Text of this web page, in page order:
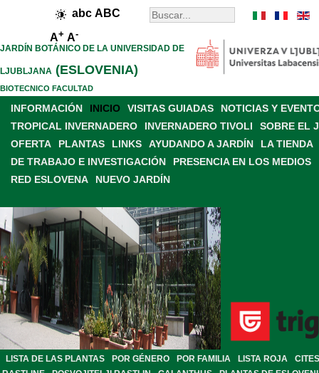
abc ABC
A+ A-
JARDÍN BOTÁNICO DE LA UNIVERSIDAD DE
LJUBLJANA (ESLOVENIA)
BIOTECNICO FACULTAD
INFORMACIÓN INICIO VISITAS GUIADAS
NOTICIAS Y
TROPICAL INVERNADERO
INVERNADERO TIVOLI
SOBRE EL
OFERTA
PLANTAS LINKS AYUDANDO A JARDÍN
LA TIENDA
DE TRABAJO E INVESTIGACIÓN
PRESENCIA EN LOS MEDIOS
RED ESLOVENA
NUEVO JARDÍN
LISTA DE LAS PLANTAS POR GÉNERO POR FAMILIA LISTA ROJA
CITES